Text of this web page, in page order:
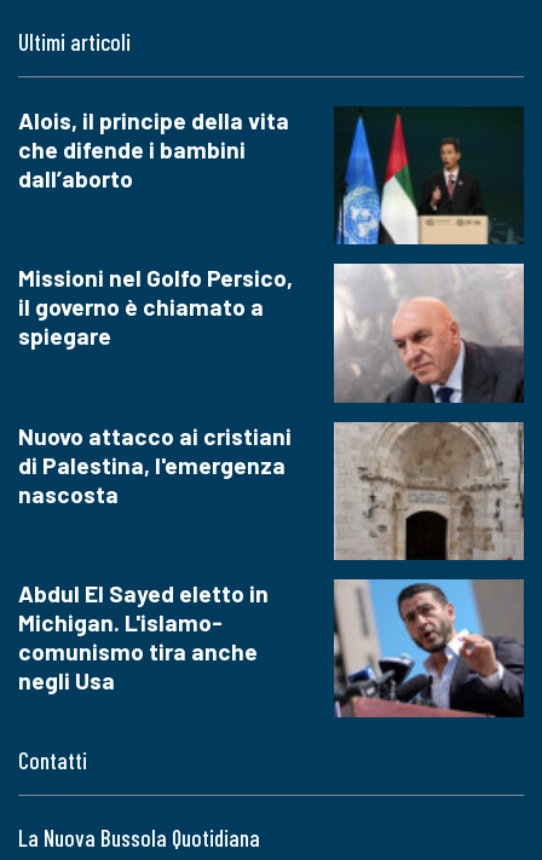
Contatti
La Nuova Bussola Quotidiana
Ultimi articoli
Alois, il principe della vita
che difende i bambini
dall’aborto
Missioni nel Golfo Persico,
il governo è chiamato a
spiegare
Nuovo attacco ai cristiani
di Palestina, l'emergenza
nascosta
Abdul El Sayed eletto in
Michigan. L'islamo-
comunismo tira anche
negli Usa